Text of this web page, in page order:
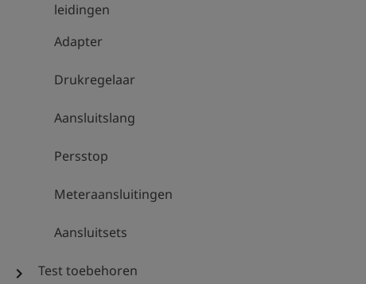
leidingen
Adapter
Drukregelaar
Aansluitslang
Persstop
Meteraansluitingen
Aansluitsets
chevron_right Test toebehoren